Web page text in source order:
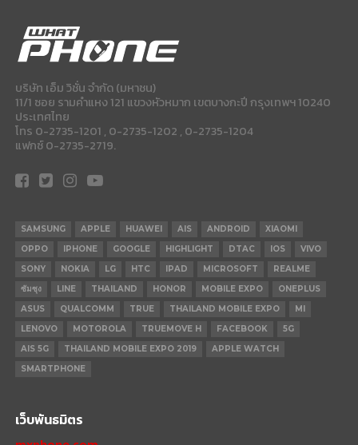
บริษัท เอ็ม วิชั่น จำกัด (มหาชน)
11/1 ซอย รามคำแหง 121 แขวงหัวหมาก เขตบางกะปี กรุงเทพฯ 10240
ประเทศไทย
โทร 0-2735-1201 , 0-2735-1202 , 0-2735-1204
แฟกซ์ 0-2735-2719.
SAMSUNG APPLE HUAWEI AIS ANDROID
XIAOMI
OPPO
IPHONE GOOGLE HIGHLIGHT DTAC IOS
VIVO
SONY
NOKIA LG HTC IPAD MICROSOFT
REALME
ซัมซุง
LINE THAILAND HONOR MOBILE EXPO
ONEPLUS
ASUS
QUALCOMM TRUE THAILAND MOBILE EXPO
MI
LENOVO
MOTOROLA TRUEMOVE H FACEBOOK
5G
AIS 5G
THAILAND MOBILE EXPO 2019
APPLE WATCH
SMARTPHONE
เว็บพันธมิตร